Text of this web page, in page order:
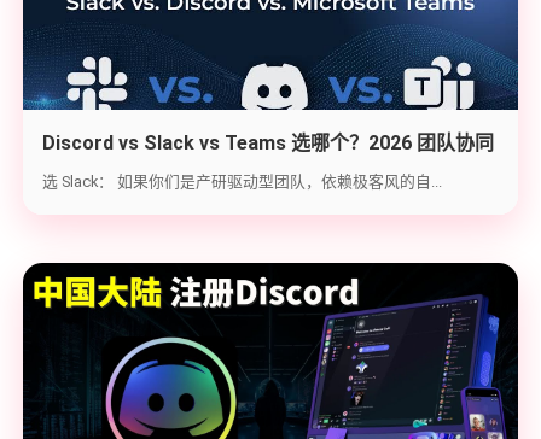
Discord vs Slack vs Teams 选哪个？2026 团队协同
工具实战选型指南
选 Slack： 如果你们是产研驱动型团队，依赖极客风的自...